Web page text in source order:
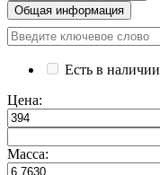
Общая информация
Есть в наличии
Цена:
Масса: